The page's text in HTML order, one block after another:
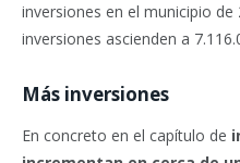
inversiones en el municipio de
inversiones ascienden a
Más inversiones
En concreto en el capítulo de